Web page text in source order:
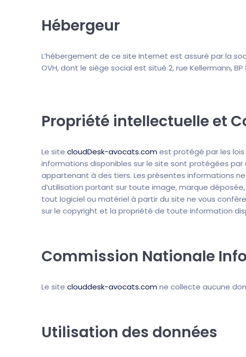
Hébergeur
L’hébergement de ce site Internet est assuré par la
OVH, dont le siège social est situé 2, rue Kellermann, BP
Propriété intellectuelle et
Le site cloudDesk-avocats.comest protégé par les
informations disponibles sur le site sont protégées
appartenant à des tiers. Les présentes informations
d’utilisation portant sur toute image, marque
tout logiciel ou matériel à partir du site ne vous
sur le copyright et la propriété de toute information
Commission Nationale
Le site clouddesk-avocats.comne collecte aucune
Utilisation des données